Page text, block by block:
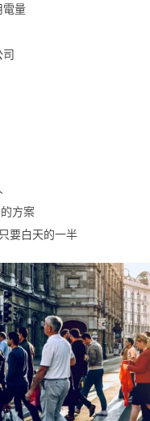
電量
司
的方案
要白天的一半